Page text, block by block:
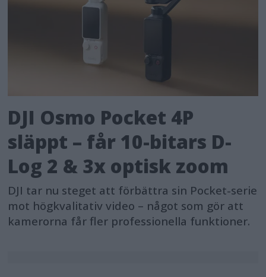
DJI Osmo Pocket 4P
släppt – får 10-bitars D-
Log 2 & 3x optisk zoom
DJI tar nu steget att förbättra sin Pocket-serie
mot högkvalitativ video – något som gör att
kamerorna får fler professionella funktioner.